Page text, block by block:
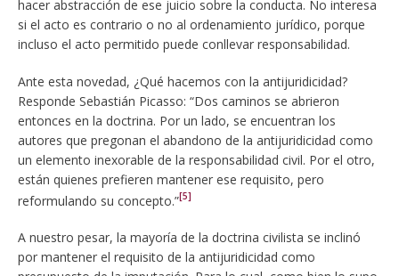
hacer abstracción de ese juicio sobre la conducta. No interesa
si el acto es contrario o no al ordenamiento jurídico, porque
incluso el acto permitido puede conllevar responsabilidad.
Ante esta novedad, ¿Qué hacemos con la antijuridicidad?
Responde Sebastián Picasso: “Dos caminos se abrieron
entonces en la doctrina. Por un lado, se encuentran los
autores que pregonan el abandono de la antijuridicidad como
un elemento inexorable de la responsabilidad civil. Por el otro,
están quienes prefieren mantener ese requisito, pero
reformulando su concepto.”[5]
A nuestro pesar, la mayoría de la doctrina civilista se inclinó
por mantener el requisito de la antijuridicidad como